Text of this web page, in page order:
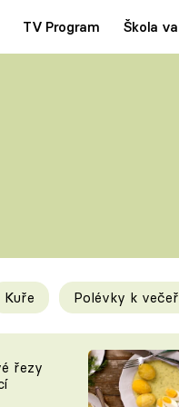
TV Program Škola
KAM
Kuře Polévky k
řezy